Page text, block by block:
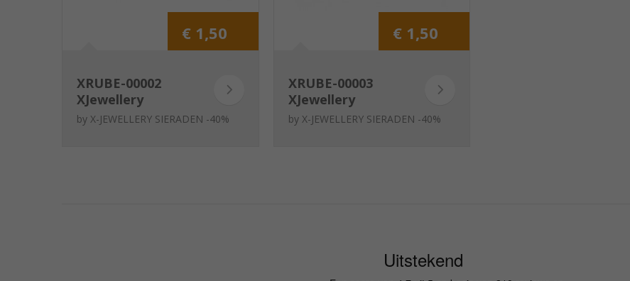
€ 1,50
XRUBE-00002
XJewellery
Rubberen link
by X-JEWELLERY SIERADEN -40%
€ 1,50
XRUBE-00003
XJewellery
Rubberen link
by X-JEWELLERY SIERADEN -40%